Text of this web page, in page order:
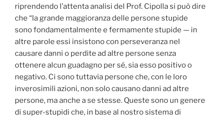
riprendendo l’attenta analisi del Prof. Cipolla si può dire
che “la grande maggioranza delle persone stupide
sono fondamentalmente e fermamente stupide — in
altre parole essi insistono con perseveranza nel
causare danni o perdite ad altre persone senza
ottenere alcun guadagno per sé, sia esso positivo o
negativo. Ci sono tuttavia persone che, con le loro
inverosimili azioni, non solo causano danni ad altre
persone, ma anche a se stesse. Queste sono un genere
di super-stupidi che, in base al nostro sistema di